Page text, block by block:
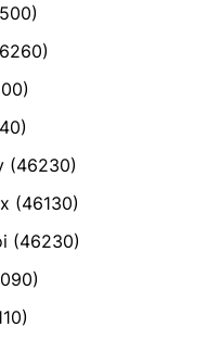
(46230)
(46130)
(46230)